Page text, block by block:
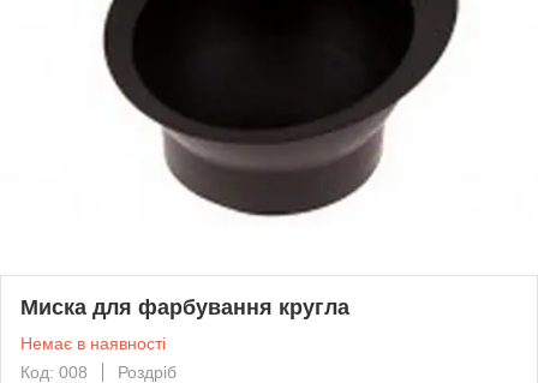
Миска для фарбування кругла
Немає в наявності
Код: 008
Роздріб